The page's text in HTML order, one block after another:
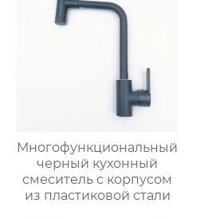
Многофункциональный
черный кухонный
смеситель с корпусом
из пластиковой стали